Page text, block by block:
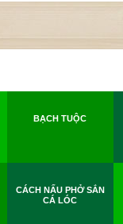
BẠCH TUỘC
CÁCH NẤU PHỞ SẮN
CÁ LÓC